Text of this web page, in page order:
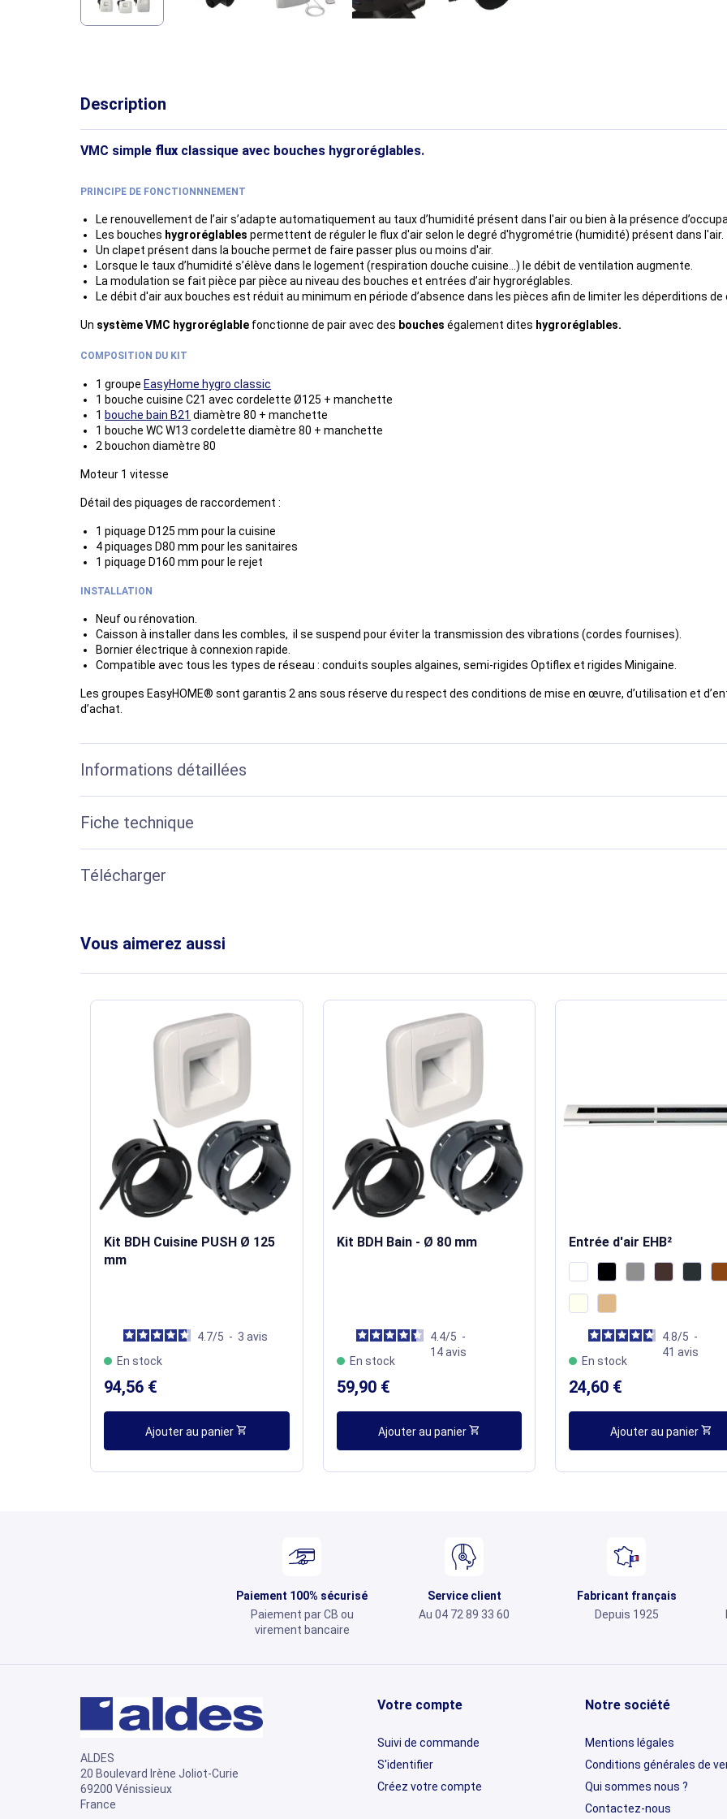
Description
VMC simple flux classique avec bouches hygroréglables.
PRINCIPE DE FONCTIONNNEMENT
Le renouvellement de l’air s’adapte automatiquement au taux d’humidité présent dans l'air ou bien à la présence
Les bouches hygroréglables permettent de réguler le flux d'air selon le degré d'hygrométrie (humidité) présent dans l'air.
Un clapet présent dans la bouche permet de faire passer plus ou moins d'air.
Lorsque le taux d’humidité s’élève dans le logement (respiration douche cuisine...) le débit de ventilation augmente.
La modulation se fait pièce par pièce au niveau des bouches et entrées d’air hygroréglables.
Le débit d'air aux bouches est réduit au minimum en période d’absence dans les pièces afin de limiter les déperditions de
Un système VMC hygroréglable fonctionne de pair avec des bouches également dites hygroréglables.
COMPOSITION DU KIT
1 groupe EasyHome hygro classic
1 bouche cuisine C21 avec cordelette Ø125 + manchette
1 bouche bain B21 diamètre 80 + manchette
1 bouche WC W13 cordelette diamètre 80 + manchette
2 bouchon diamètre 80
Moteur 1 vitesse
Détail des piquages de raccordement :
1 piquage D125 mm pour la cuisine
4 piquages D80 mm pour les sanitaires
1 piquage D160 mm pour le rejet
INSTALLATION
Neuf ou rénovation.
Caisson à installer dans les combles, il se suspend pour éviter la transmission des vibrations (cordes fournises).
Bornier électrique à connexion rapide.
Compatible avec tous les types de réseau : conduits souples algaines, semi-rigides Optiflex et rigides Minigaine.
Les groupes EasyHOME® sont garantis 2 ans sous réserve du respect des conditions de mise en œuvre, d’utilisation et
d’achat.
Informations détaillées
Fiche technique
Télécharger
Vous aimerez aussi
Kit BDH Cuisine PUSH Ø 125
mm
4.7/5 - 3avis
En stock
94,56 €
Ajouter au panier shopping_cart
Kit BDH Bain - Ø 80 mm
4.4/5 -
14avis
En stock
59,90 €
Ajouter au panier shopping_cart
Entrée d'air EHB²
4.8/5 -
41avis
En stock
24,60 €
Ajouter au panier shopping_cart
Paiement 100% sécurisé
Paiement par CB ou
virement bancaire
Service client
Au 04 72 89 33 60
Fabricant français
Depuis 1925
ALDES
20 Boulevard Irène Joliot-Curie
69200 Vénissieux
France
Votre compte
Suivi de commande
S'identifier
Créez votre compte
Notre société
Mentions légales
Conditions générales de
Qui sommes nous ?
Contactez-nous